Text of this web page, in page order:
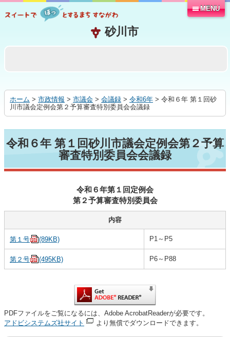
る
MENU
ホーム > 市政情報 > 市議会 > 会議録 > 令和6年 > 令和６年 第１回砂
川市議会定例会第２予算審査特別委員会会議録
令和６年 第１回砂川市議会定例会第２予算
審査特別委員会会議録
令和６年第１回定例会
第２予算審査特別委員会
内容
第１号 (89KB) P1～P5
第２号 (495KB) P6～P88
PDFファイルをご覧になるには、Adobe AcrobatReaderが必要です。
アドビシステムズ社サイト
より無償でダウンロードできます。